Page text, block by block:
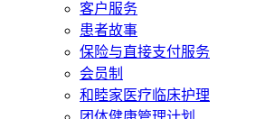
客户服务
患者故事
保险与直接支付服务
会员制
和睦家医疗临床护理